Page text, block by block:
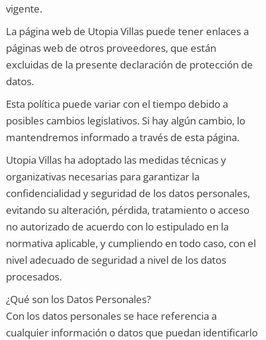
vigente.
La página web de Utopia Villas puede tener enlaces a
páginas web de otros proveedores, que están
excluidas de la presente declaración de protección de
datos.
Esta política puede variar con el tiempo debido a
posibles cambios legislativos. Si hay algún cambio, lo
mantendremos informado a través de esta página.
Utopia Villas ha adoptado las medidas técnicas y
organizativas necesarias para garantizar la
confidencialidad y seguridad de los datos personales,
evitando su alteración, pérdida, tratamiento o acceso
no autorizado de acuerdo con lo estipulado en la
normativa aplicable, y cumpliendo en todo caso, con el
nivel adecuado de seguridad a nivel de los datos
procesados.
¿Qué son los Datos Personales?
Con los datos personales se hace referencia a
cualquier información o datos que puedan identificarlo